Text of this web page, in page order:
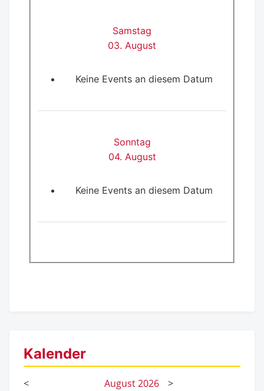
Samstag
03. August
Keine Events an diesem Datum
Sonntag
04. August
Keine Events an diesem Datum
Kalender
< August2026 >